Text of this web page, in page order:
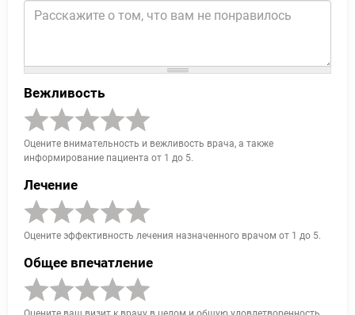
Вежливость
Оцените внимательность и вежливость врача, а также
информирование пациента от 1 до 5.
Лечение
Оцените эффективность лечения назначенного врачом от 1 до 5.
Общее впечатление